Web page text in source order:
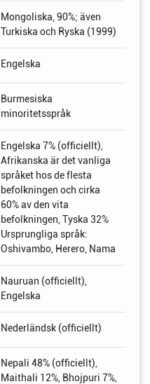
Mongoliska, 90%; även
Turkiska och Ryska (1999)
Engelska
Burmesiska
minoritetsspråk
Engelska 7% (officiellt),
Afrikanska är det vanliga
språket hos de flesta
befolkningen och cirka
60% av den vita
befolkningen, Tyska 32%
Ursprungliga språk:
Oshivambo, Herero, Nama
Nauruan (officiellt),
Engelska
Nederländsk (officiellt)
Nepali 48% (officiellt),
Maithali 12%, Bhojpuri 7%,